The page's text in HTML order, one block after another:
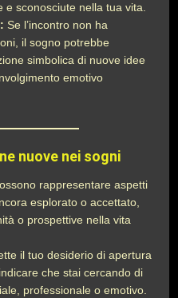
sconosciute nella tua vita.
Se l’incontro non ha
il sogno potrebbe
simbolica di nuove idee
emotivo
nuove nei sogni
rappresentare aspetti
esplorato o accettato,
o prospettive nella vita
il tuo desiderio di apertura
che stai cercando di
professionale o emotivo.